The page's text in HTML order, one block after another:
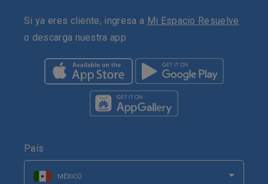
Si ya eres cliente, ingresa a Mi Espacio Resuelve
o descarga nuestra app
País
MÉXICO